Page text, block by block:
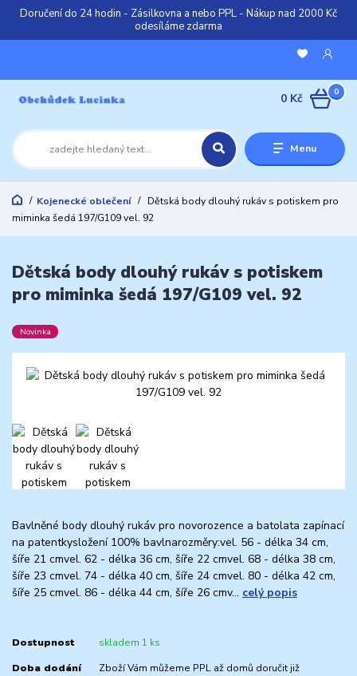
Doručení do 24 hodin - Zásilkovna a nebo PPL - Nákup nad 2000 Kč
odesíláme zdarma
Menu
0
0 Kč
Kojenecké oblečení
Dětská body dlouhý rukáv s potiskem pro
miminka šedá 197/G109 vel. 92
Dětská body dlouhý rukáv s potiskem
pro miminka šedá 197/G109 vel. 92
Novinka
Bavlněné body dlouhý rukáv pro novorozence a batolata zapínací
na patentkysložení 100% bavlnarozměry:vel. 56 - délka 34 cm,
šíře 21 cmvel. 62 - délka 36 cm, šíře 22 cmvel. 68 - délka 38 cm,
šíře 23 cmvel. 74 - délka 40 cm, šíře 24 cmvel. 80 - délka 42 cm,
šíře 25 cmvel. 86 - délka 44 cm, šíře 26 cmv... celý popis
Dostupnost skladem 1 ks
Doba dodání
Zboží Vám můžeme PPL až domů doručit již